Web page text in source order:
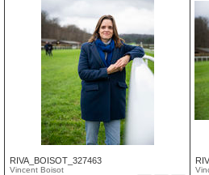
RIVA_BOISOT_327463
Vincent Boisot